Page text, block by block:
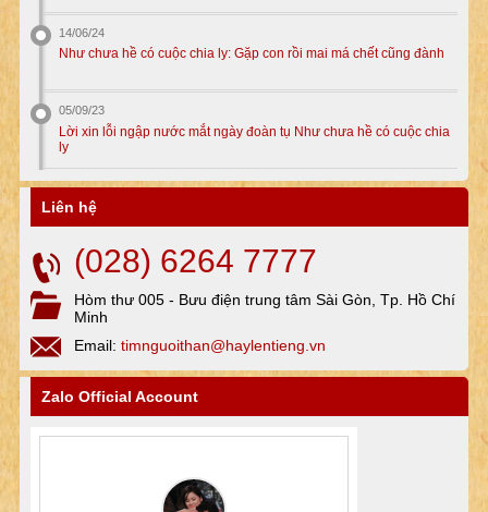
14/06/24
Như chưa hề có cuộc chia ly: Gặp con rồi mai má chết cũng đành
05/09/23
Lời xin lỗi ngập nước mắt ngày đoàn tụ Như chưa hề có cuộc chia
ly
Liên hệ
(028) 6264 7777
Hòm thư 005 - Bưu điện trung tâm Sài Gòn, Tp. Hồ Chí
Minh
Email: timnguoithan@haylentieng.vn
Zalo Official Account